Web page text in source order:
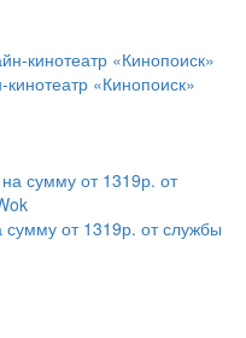
«Кинопоиск»
сумму от 1319р. от службы